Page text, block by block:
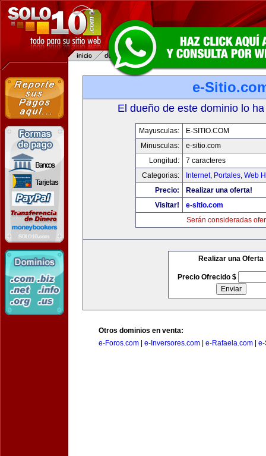
e-
El dueño de este dominio lo
Mayusculas:
E-SITIO.COM
Minusculas:
e-sitio.com
Longitud:
7 caracteres
Categorias:
Internet, Portales, Web
Precio:
Realizar una oferta!
Visitar!
e-sitio.com
Serán consideradas
Realizar una Oferta
Precio Ofrecido $
Otros dominios en venta:
e-Foros.com
e-Inversores.com e-Rafaela.com e-